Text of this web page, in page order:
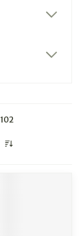
102